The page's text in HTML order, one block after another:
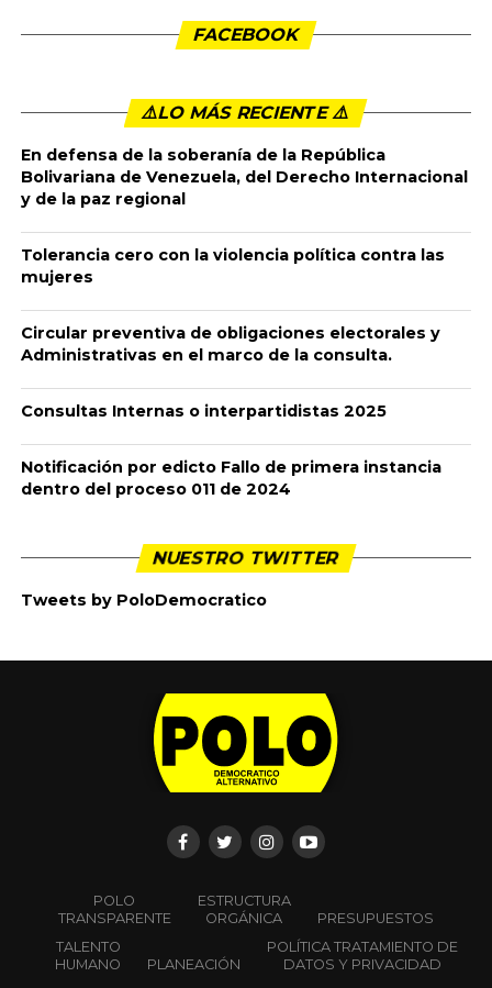
Palabras del presidente de
Argentina, Alberto Fernández, en la
videoconferencia de líderes del
G20.
Publicado 6 años ago en
6:17 am
By admin